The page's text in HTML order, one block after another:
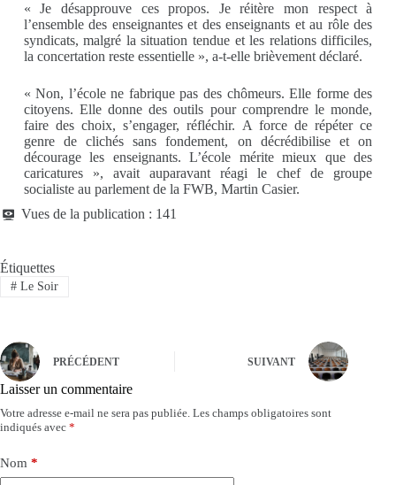
« Je désapprouve ces propos. Je réitère mon respect à
l’ensemble des enseignantes et des enseignants et au rôle des
syndicats, malgré la situation tendue et les relations difficiles,
la concertation reste essentielle », a-t-elle brièvement déclaré.
« Non, l’école ne fabrique pas des chômeurs. Elle forme des
citoyens. Elle donne des outils pour comprendre le monde,
faire des choix, s’engager, réfléchir. A force de répéter ce
genre de clichés sans fondement, on décrédibilise et on
décourage les enseignants. L’école mérite mieux que des
caricatures », avait auparavant réagi le chef de groupe
socialiste au parlement de la FWB, Martin Casier.
Vues de la publication : 141
Étiquettes
#Le Soir
PRÉCÉDENT SUIVANT
Laisser un commentaire
Votre adresse e-mail ne sera pas publiée. Les champs obligatoires sont
indiqués avec *
Nom *